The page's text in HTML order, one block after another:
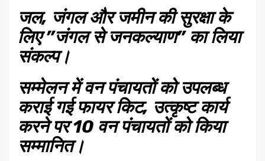
जल, जंगल और जमीन की सुरक्षा के
लिए ”जंगल से जनकल्याण” का लिया
संकल्प।
सम्मेलन में वन पंचायतों को उपलब्ध
कराई गई फायर किट, उत्कृष्ट कार्य
करने पर 10 वन पंचायतों को किया
सम्मानित।